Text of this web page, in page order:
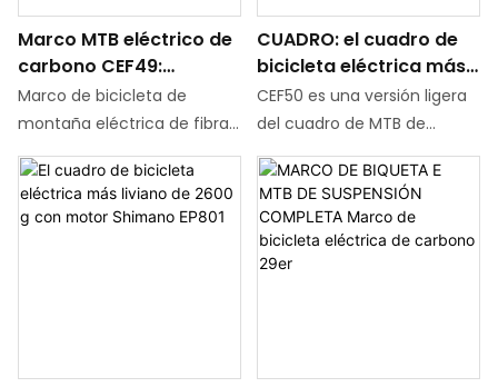
Integrado con el potente
motor de transmisión
central Bafang M820, este
cuadro garantiza una
entrega de potencia suave
aceleración, mientras que la
pantalla DPC030
proporciona un control
rendimiento, este cuadro de
suspensión completa de
fibra de carbono 2025
combina una estructura
ligera y de alta resistencia,
ágil y una excelente
experiencia de conducción.
Marco MTB eléctrico de
carbono CEF49:
compatible con Bafang
M500/M510/M600/M56
Marco de bicicleta de
montaña eléctrica de fibra
de carbono CEF49:
especialmente diseñado
para la bicicleta de
agilidad de equilibrio,
CUADRO: el cuadro de
bicicleta eléctrica más
liviano de 2600 g con
motor M820 de color
CEF50 es una versión ligera
del cuadro de MTB de
suspensión total con
asistencia eléctrica de fibra
de carbono. Es el cable
totalmente interno, freno
de disco. El cuadro viene en
alrededor de 160 cm a 200